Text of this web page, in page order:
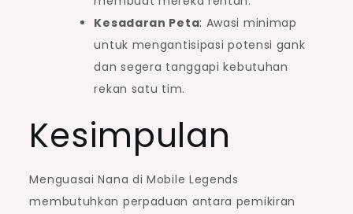
Kesadaran Peta: Awasi minimap
untuk mengantisipasi potensi gank
dan segera tanggapi kebutuhan
rekan satu tim.
Kesimpulan
Menguasai Nana di Mobile Legends
membutuhkan perpaduan antara pemikiran